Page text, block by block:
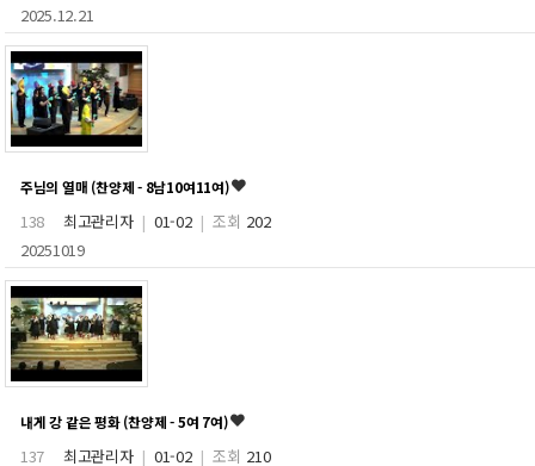
2025.12.21
주님의 열매 (찬양제 - 8남10여11여)
138 최고관리자 | 01-02 | 조회 202
20251019
내게 강 같은 평화 (찬양제 - 5여 7여)
137 최고관리자 | 01-02 | 조회 210